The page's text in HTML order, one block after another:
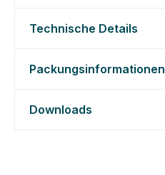
Technische Details
Packungsinformationen
Downloads